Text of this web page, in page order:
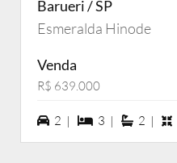
Barueri / SP
Esmeralda Hinode
Venda
R$ 639.000
2 vagas na garagem
2 | 3 dormiórios
3 | 2 suítes
2 |